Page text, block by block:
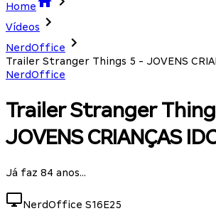
Home
Vídeos
NerdOffice
Trailer Stranger Things 5 - JOVENS
NerdOffice
Trailer Stranger
JOVENS CRIANÇAS
Já faz 84 anos...
NerdOffice S16E25